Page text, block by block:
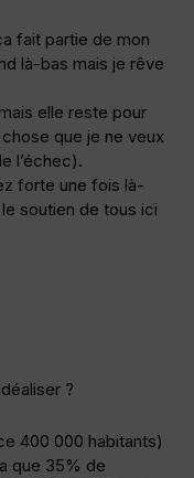
fait partie de mon
là-bas mais je rêve
elle reste pour
que je ne veux
l’échec).
forte une fois là-
soutien de tous ici
?
400 000 habitants)
que 35% de